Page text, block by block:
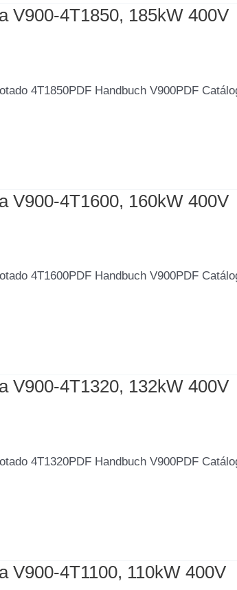
V900-4T1850, 185kW 400V
4T1850PDF Handbuch V900PDF
V900-4T1600, 160kW 400V
4T1600PDF Handbuch V900PDF
V900-4T1320, 132kW 400V
4T1320PDF Handbuch V900PDF
V900-4T1100, 110kW 400V